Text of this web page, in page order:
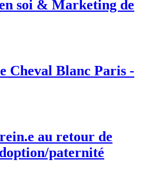
soi & Marketing de
Cheval Blanc Paris -
au retour de
paternité